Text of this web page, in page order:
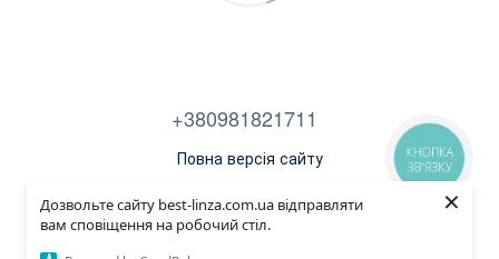
Дозвольте сайту best-linza.com.ua відправляти
вам сповіщення на робочий стіл.
×
+380981821711
Повна версія сайту
Договір публічної оферти
© 2014—2022
КНОПКА
ЗВ'ЯЗКУ